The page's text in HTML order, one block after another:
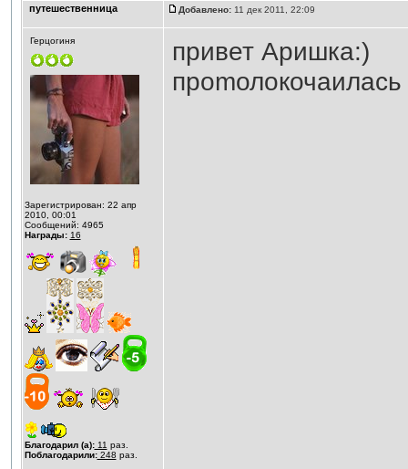
путешественница Добавлено:11 дек 2011, 22:09
Герцогиня
Зарегистрирован: 22 апр
2010, 00:01
Сообщений: 4965
Награды: 16
Благодарил (а):11 раз.
Поблагодарили:248 раз.
привет Аришка:)